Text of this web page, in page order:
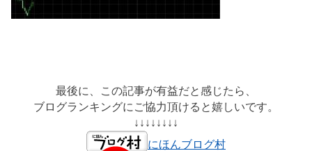
最後に、この記事が有益だと感じたら、
ブログランキングにご協力頂けると嬉しいです。
↓↓↓↓↓↓↓↓
にほんブログ村